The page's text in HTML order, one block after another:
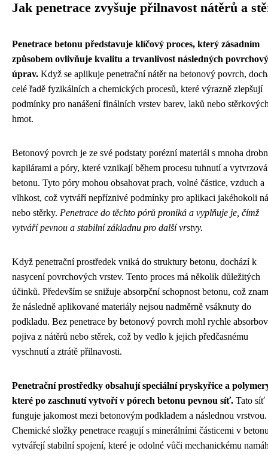
Jak penetrace zvyšuje přilnavost nátěrů a
Penetrace betonu představuje klíčový proces, který zásadním
způsobem ovlivňuje kvalitu a trvanlivost následných
úprav. Když se aplikuje penetrační nátěr na betonový povrch,
celé řadě fyzikálních a chemických procesů, které výrazně zlepšují
podmínky pro nanášení finálních vrstev barev, laků nebo
hmot.
Betonový povrch je ze své podstaty porézní materiál s mnoha
kapilárami a póry, které vznikají během procesu tuhnutí a
betonu. Tyto póry mohou obsahovat prach, volné částice, vzduch a
vlhkost, což vytváří nepříznivé podmínky pro aplikaci jakéhokoli
nebo stěrky. Penetrace do těchto pórů proniká a vyplňuje je, čímž
vytváří pevnou a stabilní základnu pro další vrstvy.
Když penetrační prostředek vniká do struktury betonu, dochází k
nasycení povrchových vrstev. Tento proces má několik důležitých
účinků. Především se snižuje absorpční schopnost betonu, což
že následně aplikované materiály nejsou nadměrně vsáknuty do
podkladu. Bez penetrace by betonový povrch mohl rychle
pojiva z nátěrů nebo stěrek, což by vedlo k jejich předčasnému
vyschnutí a ztrátě přilnavosti.
Penetrační prostředky obsahují speciální pryskyřice a
které po zaschnutí vytvoří v pórech betonu pevnou síť. Tato síť
funguje jakomost mezi betonovým podkladem a následnou vrstvou.
Chemické složky penetrace reagují s minerálními částicemi v
vytvářejí stabilní spojení, které je odolné vůči mechanickému